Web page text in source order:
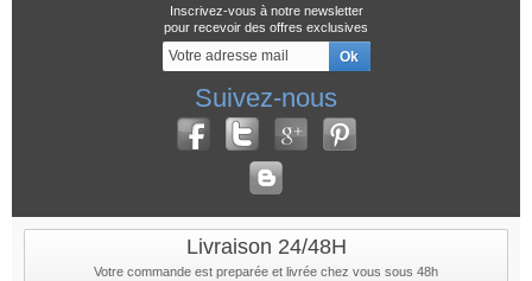
Inscrivez-vous à notre newsletter
pour recevoir des offres exclusives
Suivez-nous
Livraison 24/48H
Votre commande est preparée et livrée chez vous sous 48h